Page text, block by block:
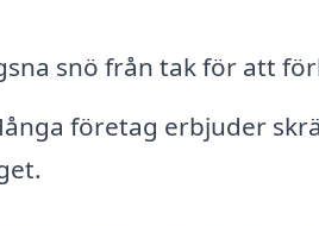
snö från tak för att
företag erbjuder